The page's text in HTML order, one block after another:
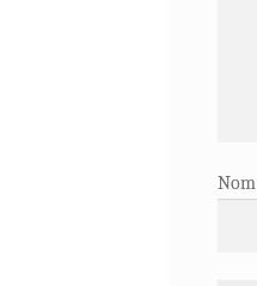
Nom